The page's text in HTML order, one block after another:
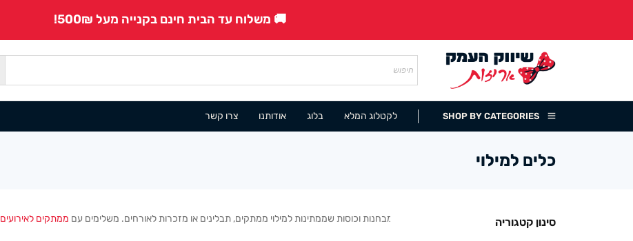
🚚 משלוח עד הבית חינם בקנייה מעל 500₪!
SHOP BY CATEGORIES לקטלוג המלא בלוג אודותנו צרו קשר
כלים למילוי
כלים למילוי ואחסון – צנצנות זכוכית, פחיות, מבחנות וכוסות שממתינות למילוי ממתקים, תבלינים או מזכרות לאורחים. משלימים עם ממתקים לאירועים סינון קטגוריה